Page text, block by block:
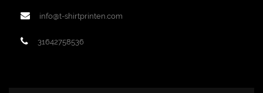
info@t-shirtprinten.com
31642758536